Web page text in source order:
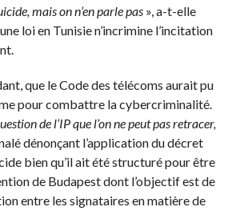
mais on n’en parle pas », a-t-elle
loi en Tunisie n’incrimine l’incitation
que le Code des télécoms aurait pu
pour combattre la cybercriminalité.
de l’IP que l’on ne peut pas retracer,
dénonçant l’application du décret
bien qu’il ait été structuré pour être
de Budapest dont l’objectif est de
entre les signataires en matière de